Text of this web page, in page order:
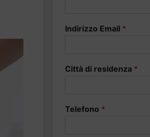
Indirizzo Email *
Città di residenza *
Telefono *